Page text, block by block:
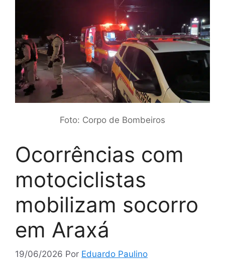
Foto: Corpo de Bombeiros
Ocorrências com
motociclistas
mobilizam socorro
em Araxá
19/06/2026 Por Eduardo Paulino